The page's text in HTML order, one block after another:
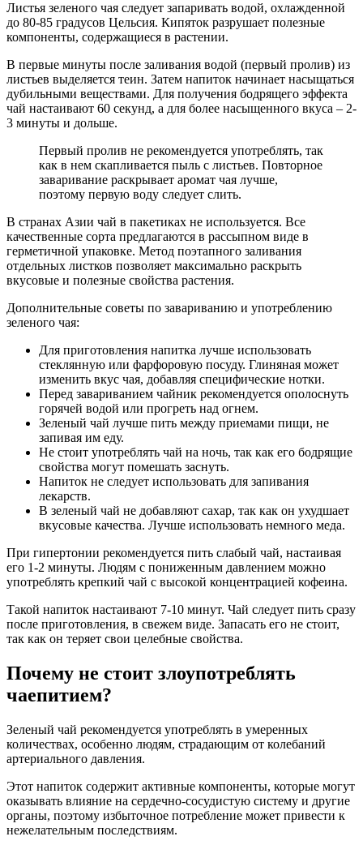
Листья зеленого чая следует запаривать водой, охлажденной
до 80-85 градусов Цельсия. Кипяток разрушает полезные
компоненты, содержащиеся в растении.
В первые минуты после заливания водой (первый пролив) из
листьев выделяется теин. Затем напиток начинает насыщаться
дубильными веществами. Для получения бодрящего эффекта
чай настаивают 60 секунд, а для более насыщенного вкуса – 2-
3 минуты и дольше.
Первый пролив не рекомендуется употреблять, так
как в нем скапливается пыль с листьев. Повторное
заваривание раскрывает аромат чая лучше,
поэтому первую воду следует слить.
В странах Азии чай в пакетиках не используется. Все
качественные сорта предлагаются в рассыпном виде в
герметичной упаковке. Метод поэтапного заливания
отдельных листков позволяет максимально раскрыть
вкусовые и полезные свойства растения.
Дополнительные советы по завариванию и употреблению
зеленого чая:
Для приготовления напитка лучше использовать
стеклянную или фарфоровую посуду. Глиняная может
изменить вкус чая, добавляя специфические нотки.
Перед завариванием чайник рекомендуется ополоснуть
горячей водой или прогреть над огнем.
Зеленый чай лучше пить между приемами пищи, не
запивая им еду.
Не стоит употреблять чай на ночь, так как его бодрящие
свойства могут помешать заснуть.
Напиток не следует использовать для запивания
лекарств.
В зеленый чай не добавляют сахар, так как он ухудшает
вкусовые качества. Лучше использовать немного меда.
При гипертонии рекомендуется пить слабый чай, настаивая
его 1-2 минуты. Людям с пониженным давлением можно
употреблять крепкий чай с высокой концентрацией кофеина.
Такой напиток настаивают 7-10 минут. Чай следует пить сразу
после приготовления, в свежем виде. Запасать его не стоит,
так как он теряет свои целебные свойства.
Почему не стоит злоупотреблять
чаепитием?
Зеленый чай рекомендуется употреблять в умеренных
количествах, особенно людям, страдающим от колебаний
артериального давления.
Этот напиток содержит активные компоненты, которые могут
оказывать влияние на сердечно-сосудистую систему и другие
органы, поэтому избыточное потребление может привести к
нежелательным последствиям.